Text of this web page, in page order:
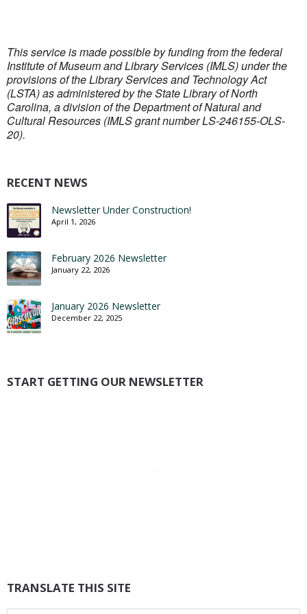
This service is made possible by funding from the federal
Institute of Museum and Library Services (IMLS) under the
provisions of the Library Services and Technology Act
(LSTA) as administered by the State Library of North
Carolina, a division of the Department of Natural and
Cultural Resources (IMLS grant number LS-246155-OLS-
20).
RECENT NEWS
Newsletter Under Construction!
April 1, 2026
February 2026 Newsletter
January 22, 2026
January 2026 Newsletter
December 22, 2025
START GETTING OUR NEWSLETTER
TRANSLATE THIS SITE